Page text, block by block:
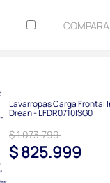
Lavarropas Carga Frontal
Drean - LFDR0710ISG0
$ 1.073.799
$ 825.999